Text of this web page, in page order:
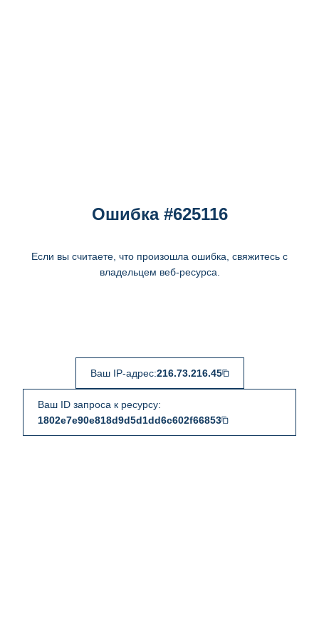
Ошибка #625116
Если вы считаете, что произошла ошибка, свяжитесь с
владельцем веб-ресурса.
Ваш IP-адрес:216.73.216.45
Ваш ID запроса к ресурсу:
1802e7e90e818d9d5d1dd6c602f66853